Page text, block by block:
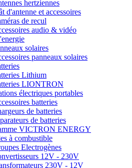
hertziennes
d'antenne et accessoires
de recul
audio & vidéo
solaires
panneaux solaires
Lithium
LIONTRON
électriques portables
batteries
de batteries
de batteries
VICTRON ENERGY
à combustible
Electrogènes
12V - 230V
230V - 12V